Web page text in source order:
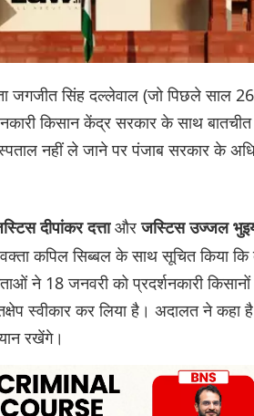
जगजीत सिंह दल्लेवाल (जो पिछले साल
किसान केंद्र सरकार के साथ
नहीं ले जाने पर पंजाब सरकार के
दीपांकर दत्ताऔरजस्टिस उज्जल
कपिल सिब्बल के साथ सूचित किया
ने 18 जनवरी को प्रदर्शनकारी
स्वीकार कर लिया है। अदालत ने
रखेंगे।